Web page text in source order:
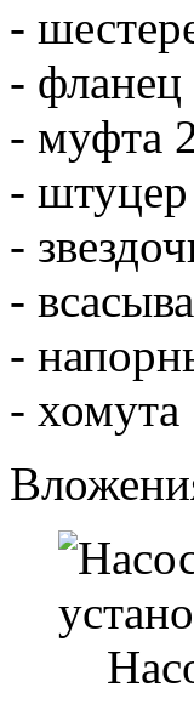
-
- фланец
- муфта
-
-
-
-
- хомута